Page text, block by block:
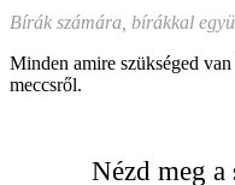
Bírák számára, bírákkal
Minden amire szükséged
meccsről.
Nézd meg